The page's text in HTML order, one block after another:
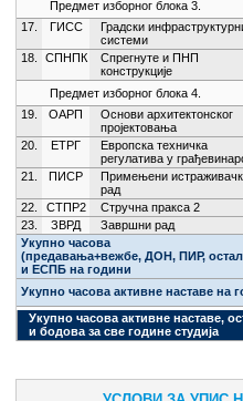
Предмет изборног блока 3.
17.
ГИСС
Градски
системи
18.
СПНПК
Спрегнуте и ПНП
конструкције
Предмет изборног блока 4.
19.
ОАРП
Основи архитектонског
пројектовања
20.
ЕТРГ
Европска техничка
регулатива у
21.
ПИСР
Примењени
рад
22.
СТПР2
Стручна пракса 2
23.
ЗВРД
Завршни рад
Укупно часова
(предавања+вежбе, ДОН, ПИР,
и ЕСПБ на години
Укупно часова активне наставе на
Укупно часова активне наставе,
и бодова за све године студија